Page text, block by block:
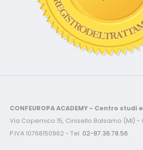
CONFEUROPA ACADEMY - Centro studi
Via Copernico 15, Cinisello Balsamo (MI) -
P.IVA 10768150962 - Tel. 02-87.36.78.56